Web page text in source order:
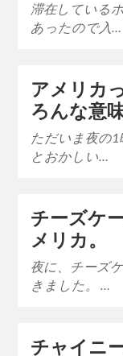
滞在している
あったので入…
アメリカ
ろんな意味
ただいま夜の
とおかしい…
チーズケ
メリカ。
夜に、チーズ
きました。 …
チャイニ